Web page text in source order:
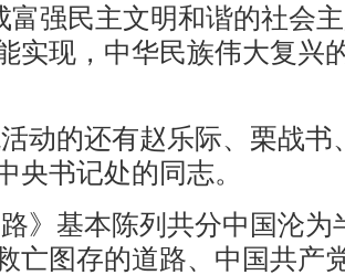
富强民主文明和谐的社会
实现，中华民族伟大复兴
动的还有赵乐际、栗战书
央书记处的同志。
路》基本陈列共分中国沦
亡图存的道路、中国共产